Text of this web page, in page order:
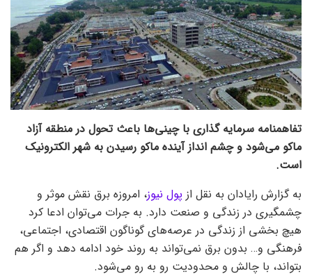
تفاهمنامه سرمایه گذاری با چینی‌ها باعث تحول در منطقه آزاد
ماکو می‌شود و چشم انداز آینده ماکو رسیدن به شهر الکترونیک
است.
به گزارش رایادان به نقل از پول نیوز، امروزه برق نقش موثر و
چشمگیری در زندگی و صنعت دارد. به جرات می‌توان ادعا کرد
هیچ بخشی از زندگی در عرصه‌های گوناگون اقتصادی، اجتماعی،
فرهنگی و… بدون برق نمی‌تواند به روند خود ادامه دهد و اگر هم
بتواند، با چالش و محدودیت رو به رو می‌شود.